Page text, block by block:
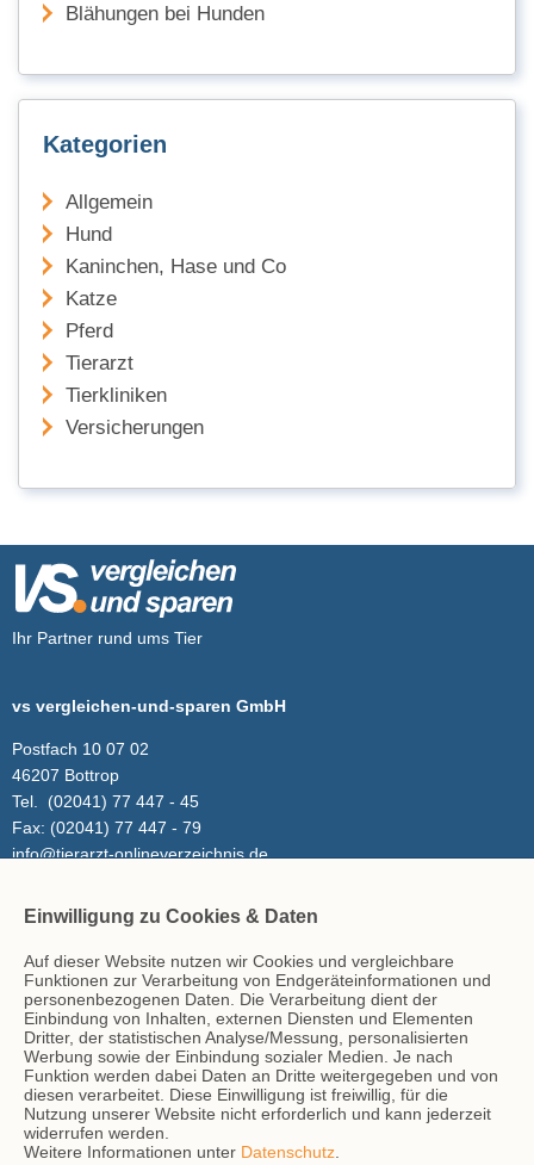
Blähungen bei Hunden
Kategorien
Allgemein
Hund
Kaninchen, Hase und Co
Katze
Pferd
Tierarzt
Tierkliniken
Versicherungen
Ihr Partner rund ums Tier
vs vergleichen-und-sparen GmbH
Postfach 10 07 02
46207 Bottrop
Tel.
(02041) 77 447 - 45
Fax: (02041) 77 447 - 79
info@tierarzt-onlineverzeichnis.de
Inhalt
Tierarzt-Suche
Blog
Hinweise
AGB
Impressum
Datenschutz
Einwilligung zu Cookies & Daten
Auf dieser Website nutzen wir Cookies und vergleichbare
Funktionen zur Verarbeitung von Endgeräteinformationen und
personenbezogenen Daten. Die Verarbeitung dient der
Einbindung von Inhalten, externen Diensten und Elementen
Dritter, der statistischen Analyse/Messung, personalisierten
Werbung sowie der Einbindung sozialer Medien. Je nach
Funktion werden dabei Daten an Dritte weitergegeben und von
diesen verarbeitet. Diese Einwilligung ist freiwillig, für die
Nutzung unserer Website nicht erforderlich und kann jederzeit
widerrufen werden.
Weitere Informationen unter Datenschutz